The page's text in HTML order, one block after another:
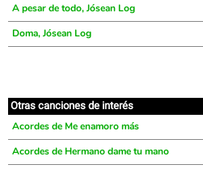
A pesar de todo, Jósean Log
Doma, Jósean Log
Otras canciones de interés
Acordes de Me enamoro más
Acordes de Hermano dame tu mano